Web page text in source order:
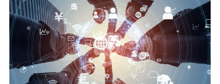
よくある質問
資料請求(無料) お見積もり依頼